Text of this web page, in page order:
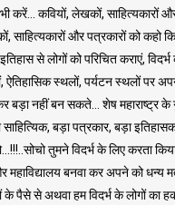
करें… कवियों, लेखकों, साहित्यकारों और
साहित्यकारों और पत्रकारों को कहो कि
से लोगों को परिचित कराएं,
ऐतिहासिक स्थलों, पर्यटन स्थलों पर
बड़ा नहीं बन सकते… शेष महाराष्ट्र
बड़ा पत्रकार, बड़ा
तुमने विदर्भ के लिए करता
महाविद्यालय बनवा कर अपने को
के पैसे से अथवा हम विदर्भ के लोगों का